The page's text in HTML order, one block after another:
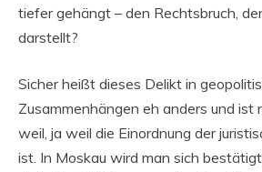
tiefer gehängt – den Rechtsbruch,
darstellt?
Sicher heißt dieses Delikt in
Zusammenhängen eh anders und ist
weil, ja weil die Einordnung der
ist. In Moskau wird man sich